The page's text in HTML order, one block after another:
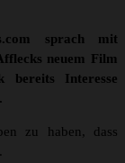
sprach mit
neuem Film
bereits Interesse
zu haben, dass